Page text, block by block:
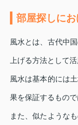
部屋探しに
風水とは、古代中
上げる方法として
風水は基本的には
果を保証するもので
また、似たような